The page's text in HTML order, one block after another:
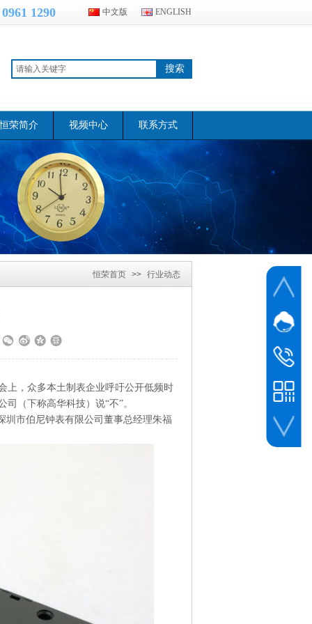
搜索
1290 中文版 ENGLISH
荣简介 视频中心 联系方式
恒荣首页 >>
行业动态
>> 中国电波钟表事业发
上，众多本土制表企业呼吁公开低频时
（下称高华科技）说“不”。
圳市伯尼钟表有限公司董事总经理朱福
网站客
业务
黎先生